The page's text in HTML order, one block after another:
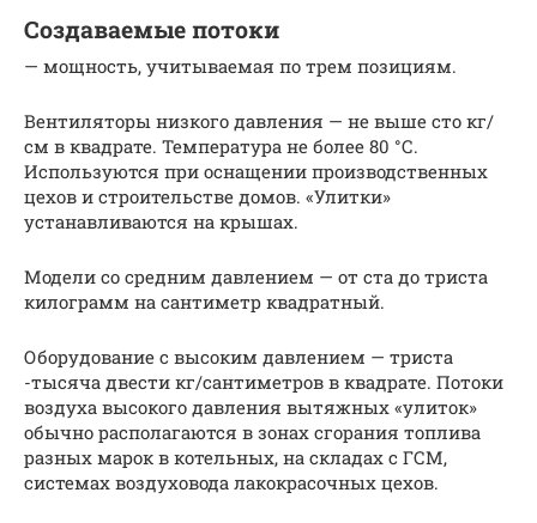
Создаваемые потоки
— мощность, учитываемая по трем позициям.
Вентиляторы низкого давления — не выше сто кг/
см в квадрате. Температура не более 80 °С.
Используются при оснащении производственных
цехов и строительстве домов. «Улитки»
устанавливаются на крышах.
Модели со средним давлением — от ста до триста
килограмм на сантиметр квадратный.
Оборудование с высоким давлением — триста
-тысяча двести кг/сантиметров в квадрате. Потоки
воздуха высокого давления вытяжных «улиток»
обычно располагаются в зонах сгорания топлива
разных марок в котельных, на складах с ГСМ,
системах воздуховода лакокрасочных цехов.